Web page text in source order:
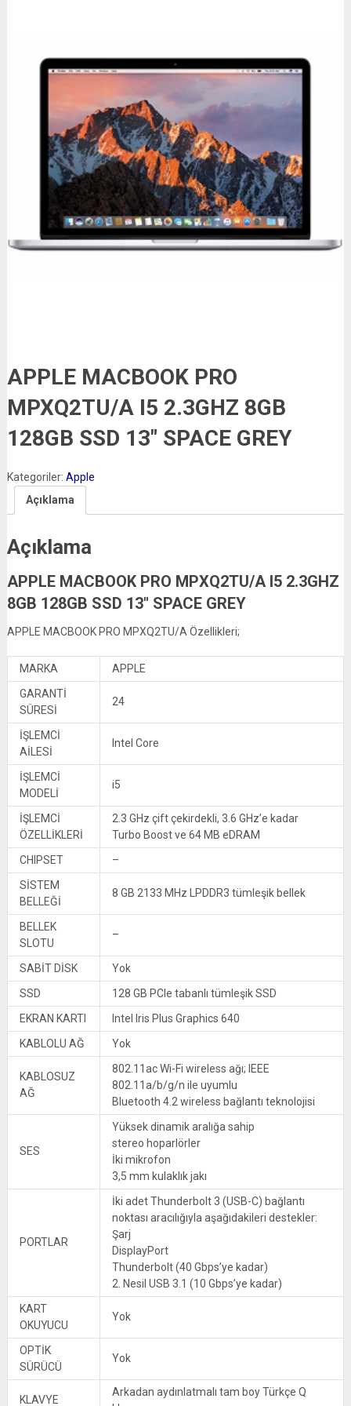
APPLE MACBOOK PRO
MPXQ2TU/A I5 2.3GHZ 8GB
128GB SSD 13″ SPACE GREY
Kategoriler: Apple
Açıklama
Açıklama
APPLE MACBOOK PRO MPXQ2TU/A I5 2.3GHZ
8GB 128GB SSD 13″ SPACE GREY
APPLE MACBOOK PRO MPXQ2TU/A Özellikleri;
MARKA
APPLE
GARANTİ
SÜRESİ
24
İŞLEMCİ
AİLESİ
Intel Core
İŞLEMCİ
MODELİ
i5
İŞLEMCİ
ÖZELLİKLERİ
2.3 GHz çift çekirdekli, 3.6 GHz’e kadar
Turbo Boost ve 64 MB eDRAM
CHIPSET
–
SİSTEM
BELLEĞİ
8 GB 2133 MHz LPDDR3 tümleşik bellek
BELLEK
SLOTU
–
SABİT DİSK
Yok
SSD
128 GB PCIe tabanlı tümleşik SSD
EKRAN KARTI
Intel Iris Plus Graphics 640
KABLOLU AĞ
Yok
KABLOSUZ
AĞ
802.11ac Wi-Fi wireless ağı; IEEE
802.11a/b/g/n ile uyumlu
Bluetooth 4.2 wireless bağlantı teknolojisi
SES
Yüksek dinamik aralığa sahip
stereo hoparlörler
İki mikrofon
3,5 mm kulaklık jakı
PORTLAR
İki adet Thunderbolt 3 (USB-C) bağlantı
noktası aracılığıyla aşağıdakileri destekler:
Şarj
DisplayPort
Thunderbolt (40 Gbps’ye kadar)
2. Nesil USB 3.1 (10 Gbps’ye kadar)
KART
OKUYUCU
Yok
OPTİK
SÜRÜCÜ
Yok
KLAVYE
Arkadan aydınlatmalı tam boy Türkçe Q